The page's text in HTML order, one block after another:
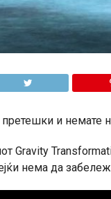
и немате
Gravity
нема да